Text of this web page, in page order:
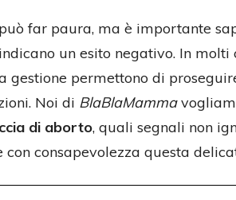
far paura, ma è importante
un esito negativo. In
gestione permettono di
Noi di BlaBlaMamma
di aborto, quali segnali non
con consapevolezza questa